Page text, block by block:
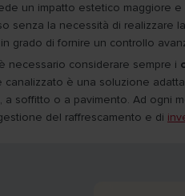
un impatto estetico maggiore
senza la necessità di realizzare
in grado di fornire un controllo
necessario considerare sempre i
è una soluzione
soffitto o a pavimento. Ad ogni
del raffrescamento e di